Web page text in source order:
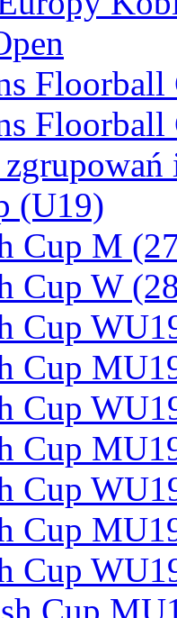
Floorball
Floorball
(U19)
Cup M
Cup W
Cup
Cup
Cup
Cup
Cup
Cup
Cup
Cup